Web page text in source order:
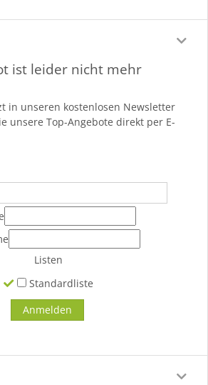
ist leider nicht mehr
in unseren kostenlosen Newsletter
unsere Top-Angebote direkt per E-
Listen
Standardliste